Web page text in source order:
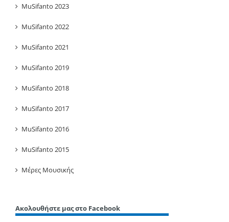
MuSifanto 2023
MuSifanto 2022
MuSifanto 2021
MuSifanto 2019
MuSifanto 2018
MuSifanto 2017
MuSifanto 2016
MuSifanto 2015
Μέρες Μουσικής
Ακολουθήστε μας στο Facebook